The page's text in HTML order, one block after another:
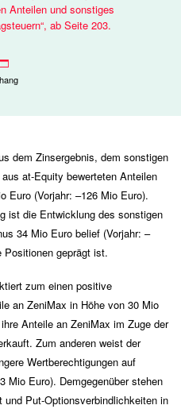
Anteilen und sonstiges
ab Seite 203.
dem Zinsergebnis, dem sonstigen
at-Equity bewerteten Anteilen
Euro (Vorjahr: –126 Mio Euro).
ist die Entwicklung des sonstigen
34 Mio Euro belief (Vorjahr: –
Positionen geprägt ist.
zum einen positive
an ZeniMax in Höhe von 30 Mio
Anteile an ZeniMax im Zuge der
Zum anderen weist der
Wertberechtigungen auf
Mio Euro). Demgegenüber stehen
und Put-Optionsverbindlichkeiten in